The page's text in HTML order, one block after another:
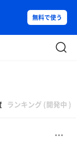
無料で使う
ランキング (開発中 )